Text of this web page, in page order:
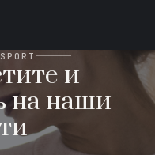
и
на наши